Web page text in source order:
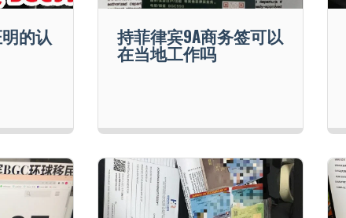
的认 持菲律宾9A商务签可以
在当地工作吗